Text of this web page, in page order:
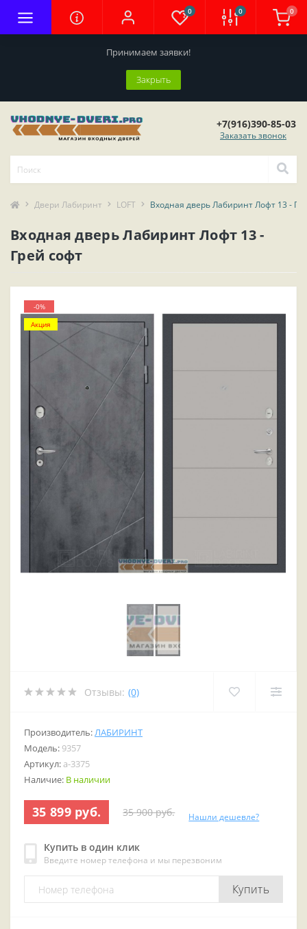
Принимаем заявки!
Закрыть
0 0 0
+7(916)390-85-03
Заказать звонок
Двери Лабиринт LOFT Входная дверь Лабиринт Лофт 13 -
Входная дверь Лабиринт Лофт 13 -
Грей софт
-0%
Акция
Отзывы: (0)
Производитель:ЛАБИРИНТ
Модель: 9357
Артикул: a-3375
Наличие: В наличии
35 899 руб. 35 900 руб. Нашли дешевле?
Купить в один клик
Введите номер телефона и мы перезвоним
Купить